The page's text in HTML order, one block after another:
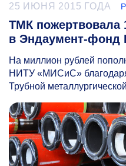
25 ИЮНЯ 2015 ГОДА
ТМК пожертвовала
в Эндаумент-
На миллион рублей
НИТУ «МИСиС»
Трубной